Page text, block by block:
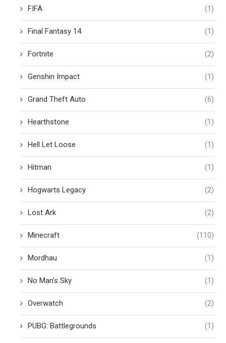
FIFA (1)
Final Fantasy 14 (1)
Fortnite (2)
Genshin Impact (1)
Grand Theft Auto (6)
Hearthstone (1)
Hell Let Loose (1)
Hitman (1)
Hogwarts Legacy (2)
Lost Ark (2)
Minecraft (110)
Mordhau (1)
No Man's Sky (1)
Overwatch (2)
PUBG: Battlegrounds (1)